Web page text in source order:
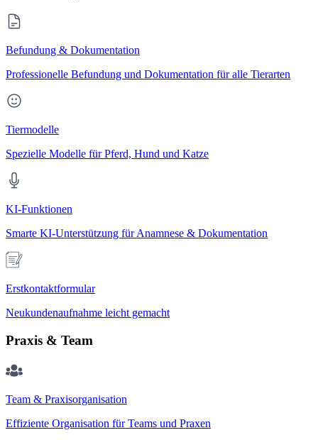
Befundung & Dokumentation
Professionelle Befundung und Dokumentation für alle Tierarten
Tiermodelle
Spezielle Modelle für Pferd, Hund und Katze
KI-Funktionen
Smarte KI-Unterstützung für Anamnese & Dokumentation
Erstkontaktformular
Neukundenaufnahme leicht gemacht
Praxis & Team
Team & Praxisorganisation
Effiziente Organisation für Teams und Praxen